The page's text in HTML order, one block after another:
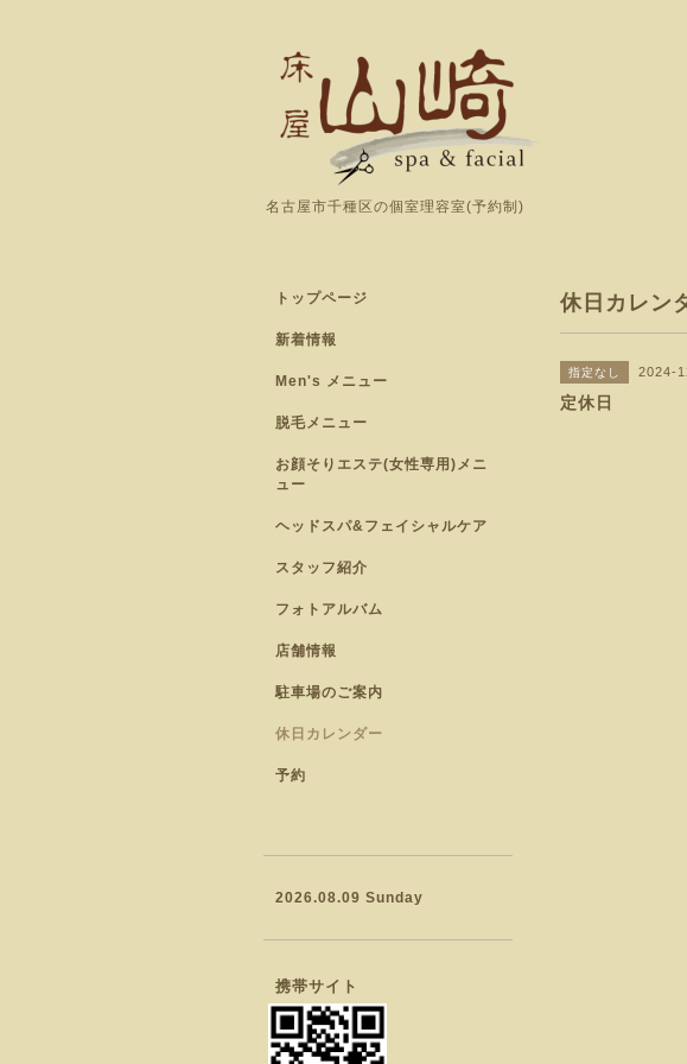
名古屋市千種区の個室理容室(予約制)
休日カレン
指定なし 2024-
定休日
トップページ
新着情報
Men's メニュー
脱毛メニュー
お顔そりエステ(女性専用)メニ
ュー
ヘッドスパ&フェイシャルケア
スタッフ紹介
フォトアルバム
店舗情報
駐車場のご案内
休日カレンダー
予約
2026.08.09 Sunday
携帯サイト